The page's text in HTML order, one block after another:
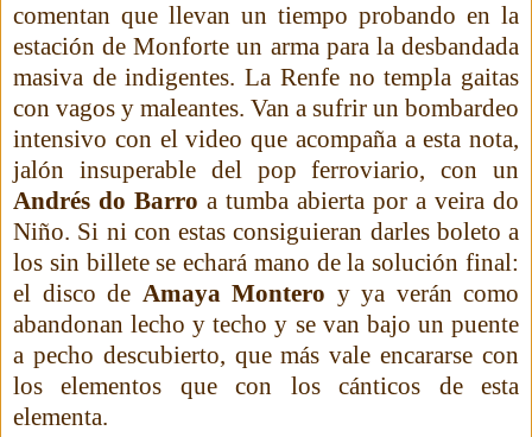
comentan que llevan un tiempo probando en la
estación de Monforte un arma para la desbandada
masiva de indigentes. La Renfe no templa gaitas
con vagos y maleantes. Van a sufrir un bombardeo
intensivo con el video que acompaña a esta nota,
jalón insuperable del pop ferroviario, con un
Andrés do Barro a tumba abierta por a veira do
Niño. Si ni con estas consiguieran darles boleto a
los sin billete se echará mano de la solución final:
el disco de Amaya Montero y ya verán como
abandonan lecho y techo y se van bajo un puente
a pecho descubierto, que más vale encararse con
los elementos que con los cánticos de esta
elementa.